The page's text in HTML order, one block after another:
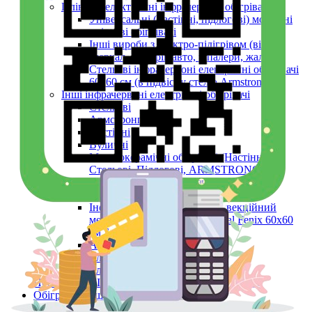
Плівкові електричні інфрачервоні обігрівачі
Універсальні (настінні, підлогові) мобільні
плівкові обігрівачі
Інші вироби з електро-підігрівом (вікон,
дзеркал, фільтрів авто, шпалери, жалюзі)
Стельові інфрачервоні електричні обігрівачі
60х60 см (в підвісну стелю Armstrong)
Інші інфрачервоні електричні обігрівачі
Стельові
Армстронг
Настінні
Вуличні
Металокерамічні обігрівачі (Настінні,
Стельові, Підлогові, ARMSTRONG)
Керамічні панелі (інфрачервоні)
Інфрачервоний обігрівач конвекційний
металокерамічний Monocrystal Fenix 60x60
см 750 Вт
Аксесуари
Електричні рушникосушки
Електроконвектори
Показати усі Інфрачервоні електричні обігрівачі
Обігрів та сушіння
Взуття та одяг з електро-підігрівом